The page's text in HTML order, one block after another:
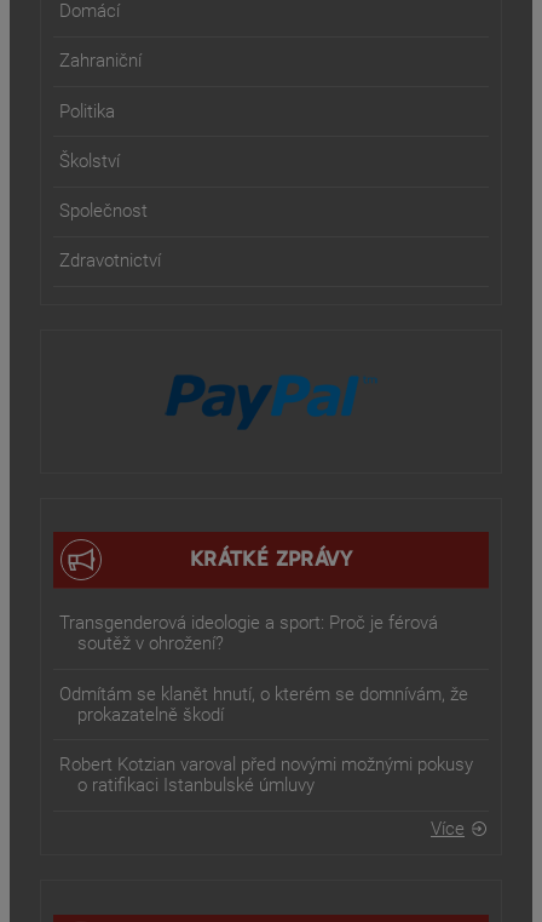
Domácí
Zahraniční
Politika
Školství
Společnost
Zdravotnictví
KRÁTKÉ ZPRÁVY
Transgenderová ideologie a sport: Proč je férová
soutěž v ohrožení?
Odmítám se klanět hnutí, o kterém se domnívám, že
prokazatelně škodí
Robert Kotzian varoval před novými možnými pokusy
o ratifikaci Istanbulské úmluvy
Více